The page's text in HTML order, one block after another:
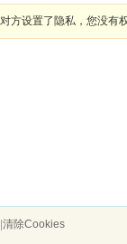
对方设置了隐私，您没有
清除Cookies